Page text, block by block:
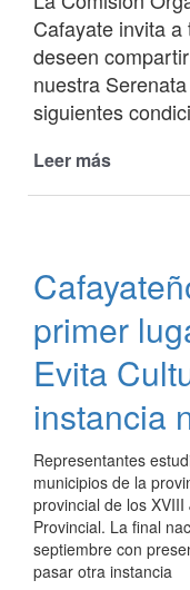
Cafayate invita
deseen
nuestra
siguientes
Leer más
a
Cafayate
en
la
Memoria
Popular
primer
Evita
instancia
Representantes
municipios de la
provincial de los
Provincial. La final
septiembre con
pasar otra instancia